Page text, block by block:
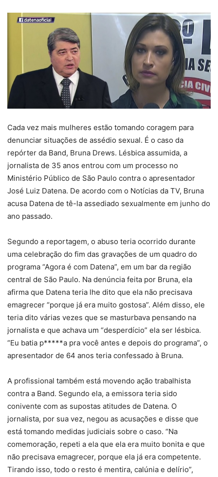
Cada vez mais mulheres estão tomando coragem para
denunciar situações de assédio sexual. É o caso da
repórter da Band, Bruna Drews. Lésbica assumida, a
jornalista de 35 anos entrou com um processo no
Ministério Público de São Paulo contra o apresentador
José Luiz Datena. De acordo com o Notícias da TV, Bruna
acusa Datena de tê-la assediado sexualmente em junho do
ano passado.
Segundo a reportagem, o abuso teria ocorrido durante
uma celebração do fim das gravações de um quadro do
programa “Agora é com Datena”, em um bar da região
central de São Paulo. Na denúncia feita por Bruna, ela
afirma que Datena teria lhe dito que ela não precisava
emagrecer “porque já era muito gostosa”. Além disso, ele
teria dito várias vezes que se masturbava pensando na
jornalista e que achava um “desperdício” ela ser lésbica.
“Eu batia p*****a pra você antes e depois do programa”, o
apresentador de 64 anos teria confessado à Bruna.
A profissional também está movendo ação trabalhista
contra a Band. Segundo ela, a emissora teria sido
conivente com as supostas atitudes de Datena. O
jornalista, por sua vez, negou as acusações e disse que
está tomando medidas judiciais sobre o caso. “Na
comemoração, repeti a ela que ela era muito bonita e que
não precisava emagrecer, porque ela já era competente.
Tirando isso, todo o resto é mentira, calúnia e delírio”,